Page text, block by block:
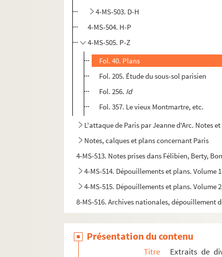
4-MS-503. D-H
4-MS-504. H-P
4-MS-505. P-Z
Fol. 40. Plans
Fol. 205. Étude du sous-sol parisien
Fol. 256. Id
Fol. 357. Le vieux Montmartre, etc.
L'attaque de Paris par Jeanne d'Arc. Notes
Notes, calques et plans concernant Paris
4-MS-513. Notes prises dans Félibien, Berty,
4-MS-514. Dépouillements et plans. Volume 1
4-MS-515. Dépouillements et plans. Volume 2
8-MS-516. Archives nationales, dépouillement
Présentation du contenu
Titre
Extraits de